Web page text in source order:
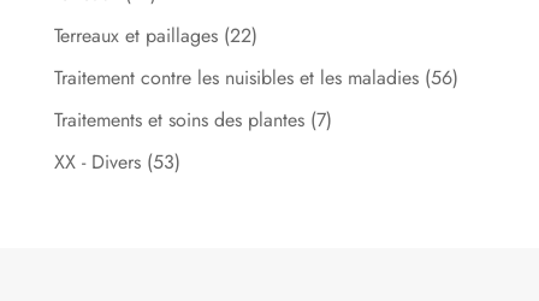
Terreaux et paillages (22)
Traitement contre les nuisibles et les maladies (56)
Traitements et soins des plantes (7)
XX - Divers (53)